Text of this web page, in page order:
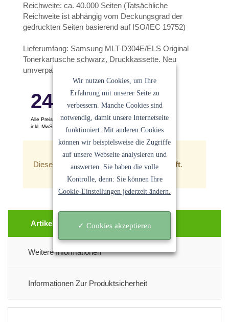
Reichweite: ca. 40.000 Seiten (Tatsächliche
Reichweite ist abhängig vom Deckungsgrad der
gedruckten Seiten basierend auf ISO/IEC 19752)
Lieferumfang: Samsung MLT-D304E/ELS Original
Tonerkartusche schwarz, Druckkassette. Neu
umverpackt!
248.96€
Alle Preise pro Stück
inkl. MwSt. Keine Versandkosten
Dieser Artikel ist zur Zeitleider ausverkauft.
Artikel Beschreibung
Weitere Informationen
Informationen Zur Produktsicherheit
Wir nutzen Cookies, um Ihre
Erfahrung mit unserer Seite zu
verbessern. Manche Cookies sind
notwendig, damit unsere Internetseite
funktioniert. Mit anderen Cookies
können wir beispielsweise die Zugriffe
auf unsere Webseite analysieren und
auswerten. Sie haben die volle
Kontrolle, denn: Sie können Ihre
Cookie-Einstellungen jederzeit ändern.
✓ Cookies akzeptieren